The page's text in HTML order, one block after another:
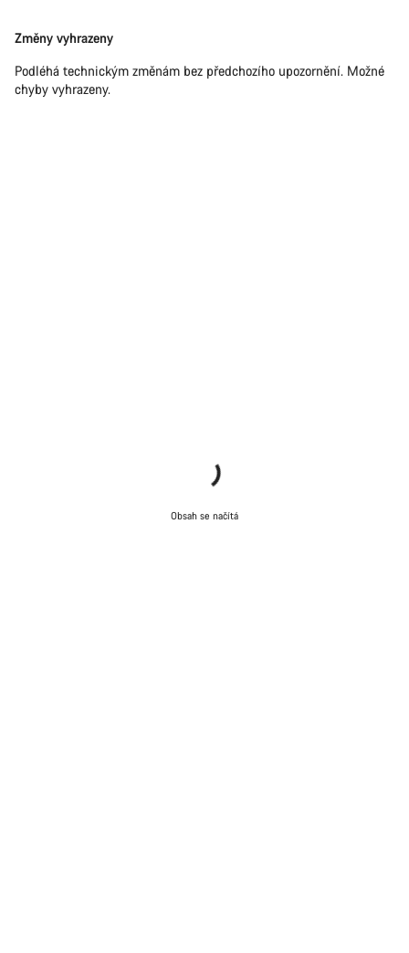
Změny vyhrazeny
Podléhá technickým změnám bez předchozího upozornění. Možné
chyby vyhrazeny.
Obsah se načítá